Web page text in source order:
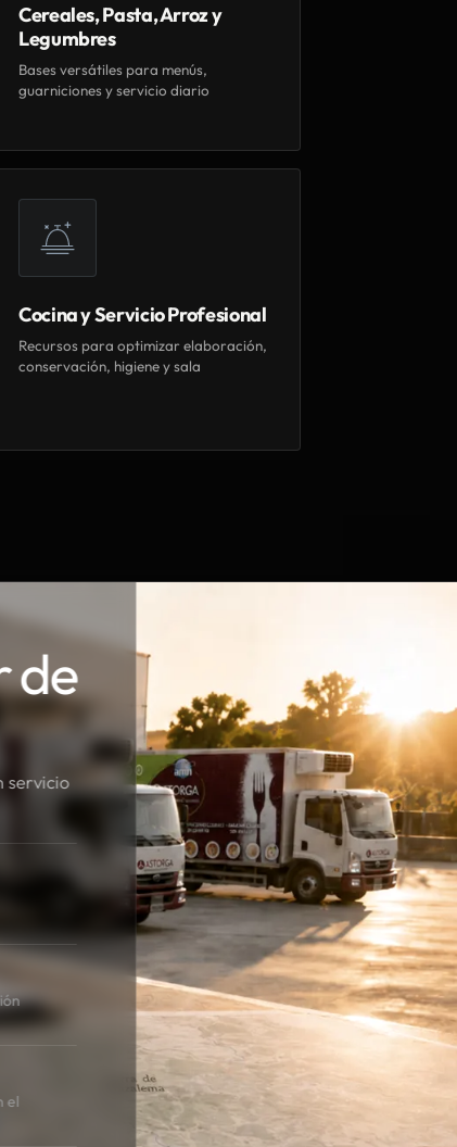
Cereales, Pasta, Arroz y
Legumbres
Bases versátiles para menús,
guarniciones y servicio diario
Cocina y Servicio Profesional
Recursos para optimizar elaboración,
conservación, higiene y sala
de
servicio
el